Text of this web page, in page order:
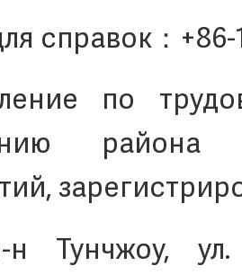
справок：+86-
по
Тунчжоу, ул.